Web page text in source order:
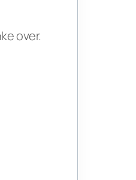
over.